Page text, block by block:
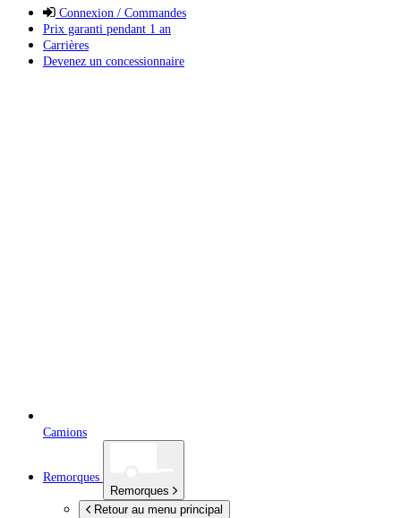
Connexion / Commandes
Prix garanti pendant 1 an
Carrières
Devenez un concessionnaire
Camions
Remorques
Remorques
Retour au menu principal